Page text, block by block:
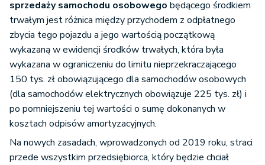
ubezpieczenie
samochodu
prywatnego
użytkowanego w
działalności
obowiązek
prowadzenia
kilometrówki
sprzedaży samochodu osobowego będącego środkiem
trwałym jest różnica między przychodem z odpłatnego
zbycia tego pojazdu a jego wartością początkową
wykazaną w ewidencji środków trwałych, która była
wykazana w ograniczeniu do limitu nieprzekraczającego
150 tys. zł obowiązującego dla samochodów osobowych
(dla samochodów elektrycznych obowiązuje 225 tys. zł) i
po pomniejszeniu tej wartości o sumę dokonanych w
kosztach odpisów amortyzacyjnych.
Na nowych zasadach, wprowadzonych od 2019 roku, straci
przede wszystkim przedsiębiorca, który będzie chciał